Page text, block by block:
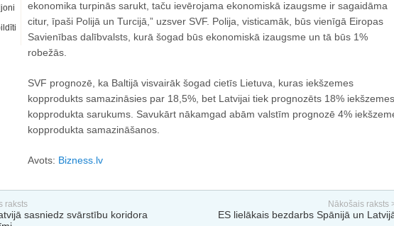
ekonomika turpinās sarukt, taču ievērojama ekonomiskā izaugsme ir sagaidāma
citur, īpaši Polijā un Turcijā,” uzsver SVF. Polija, visticamāk, būs vienīgā Eiropas
Savienības dalībvalsts, kurā šogad būs ekonomiskā izaugsme un tā būs 1%
robežās.
SVF prognozē, ka Baltijā visvairāk šogad cietīs Lietuva, kuras iekšzemes
kopprodukts samazināsies par 18,5%, bet Latvijai tiek prognozēts 18% iekšzemes
kopprodukta sarukums. Savukārt nākamgad abām valstīm prognozē 4%
kopprodukta samazināšanos.
Avots: Bizness.lv
raksts
sasniedz svārstību koridora
Nākošais raksts
ES lielākais bezdarbs Spānijā un